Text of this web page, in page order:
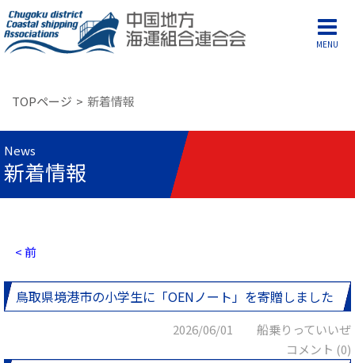
TOPページ 新着情報
News
新着情報
< 前
鳥取県境港市の小学生に「OENノート」を寄贈しました
2026/06/01 船乗りっていいぜ
コメント (0)
MENU